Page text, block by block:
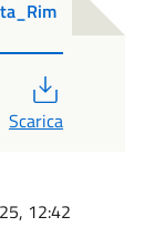
Scarica
12:42